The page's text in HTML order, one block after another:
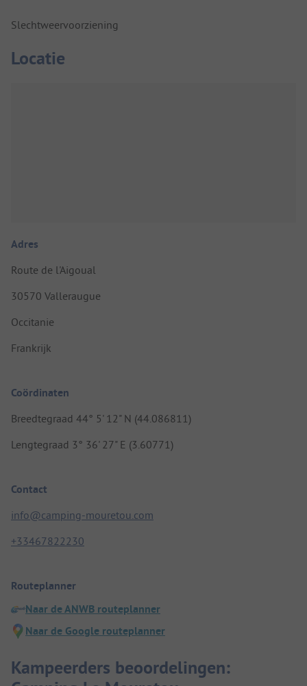
Slechtweervoorziening
Locatie
Adres
Route de l'Aigoual
30570 Valleraugue
Occitanie
Frankrijk
Coördinaten
Breedtegraad 44° 5' 12" N (44.086811)
Lengtegraad 3° 36' 27" E (3.60771)
Contact
info@camping-mouretou.com
+33467822230
Routeplanner
Naar de ANWB routeplanner
Naar de Google routeplanner
Kampeerders beoordelingen: